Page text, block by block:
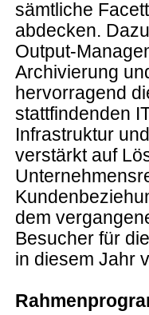
sämtliche
abdecken.
Output-
Archivierung
hervorragend
stattfindenden
Infrastruktur
verstärkt auf
dem
Besucher für
in diesem Jahr